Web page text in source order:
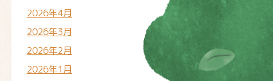
2026年4月
2026年3月
2026年2月
2026年1月